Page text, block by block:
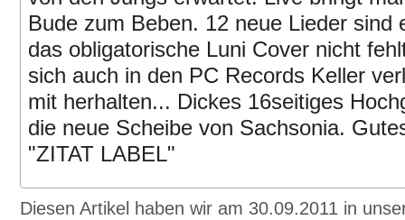
Bude zum Beben. 12 neue Lieder sind
das obligatorische Luni Cover nicht
sich auch in den PC Records Keller
mit herhalten... Dickes 16seitiges
die neue Scheibe von Sachsonia.
"ZITAT LABEL"
Diesen Artikel haben wir am 30.09.2011 in